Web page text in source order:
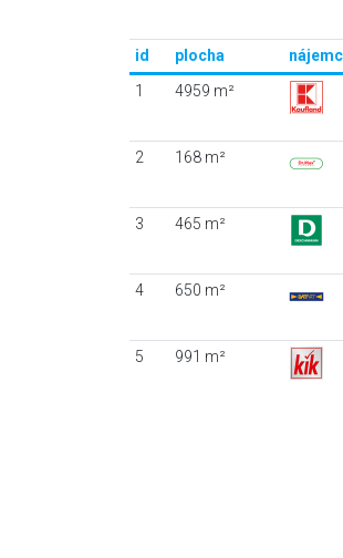
id plocha
1
4959 m²
2 168 m²
3 465 m²
4 650 m²
5 991 m²